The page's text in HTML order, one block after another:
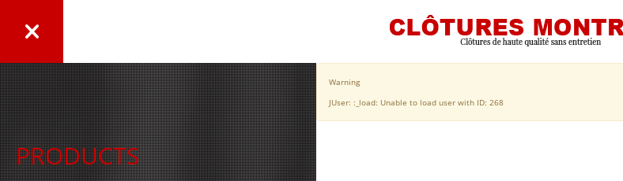
PRODUCTS
Warning
JUser: :_load: Unable to load user with ID: 268